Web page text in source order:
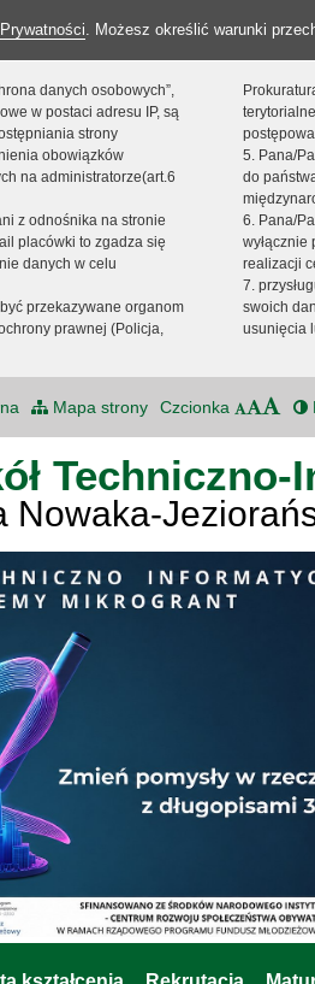
. Możesz określić warunki
danych osobowych”,
w postaci adresu IP, są
strony
obowiązków
na administratorze(art.6
z odnośnika na stronie
placówki to zgadza się
danych w celu
przekazywane organom
prawnej (Policja,
5. Pana/
do
6. Pana/
wyłącznie
realizacji
7.
swoich
usunięcia
Mapa strony Czcionka
Nowaka-